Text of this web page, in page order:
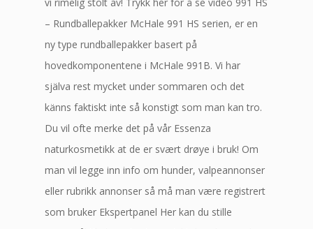
– Rundballepakker McHale 991 HS serien, er en
ny type rundballepakker basert på
hovedkomponentene i McHale 991B. Vi har
själva rest mycket under sommaren och det
känns faktiskt inte så konstigt som man kan tro.
Du vil ofte merke det på vår Essenza
naturkosmetikk at de er svært drøye i bruk! Om
man vil legge inn info om hunder, valpeannonser
eller rubrikk annonser så må man være registrert
som bruker Ekspertpanel Her kan du stille